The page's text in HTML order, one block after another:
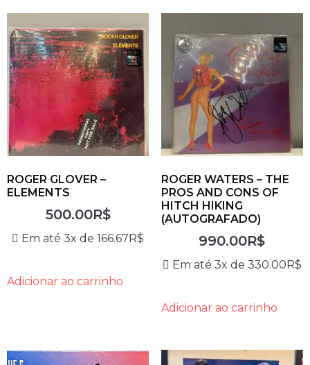
ROGER GLOVER –
ELEMENTS
500.00R$
Em até 3x de166.67R$
Adicionar ao carrinho
ROGER WATERS – THE
PROS AND CONS OF
HITCH HIKING
(AUTOGRAFADO)
990.00R$
Em até 3x de 330.00R$
Adicionar ao carrinho